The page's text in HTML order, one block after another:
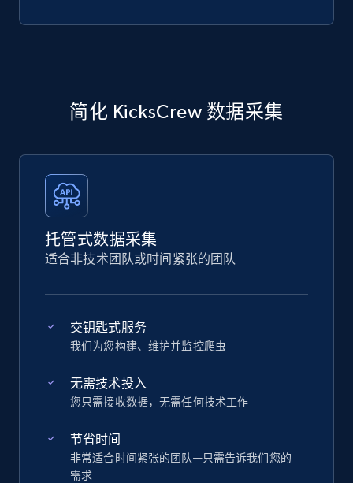
简化 KicksCrew 数据采集
托管式数据采集
适合非技术团队或时间紧张的团队
交钥匙式服务
我们为您构建、维护并监控爬虫
无需技术投入
您只需接收数据，无需任何技术工作
节省时间
非常适合时间紧张的团队—只需告诉我们您的
需求